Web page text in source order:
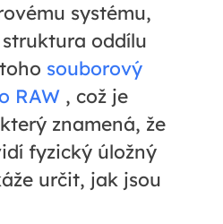
systému,
oddílu
souborový
RAW, což je
znamená, že
fyzický úložný
určit, jak jsou